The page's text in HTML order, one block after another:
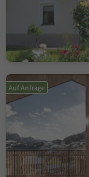
Auf Anfrage